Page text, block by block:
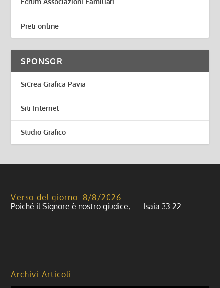
Forum Associazioni Familiari
Preti online
SPONSOR
SiCrea Grafica Pavia
Siti Internet
Studio Grafico
Verso del giorno: 8/8/2026
Poiché il Signore è nostro giudice, — Isaia 33:22
Archivi Articoli: